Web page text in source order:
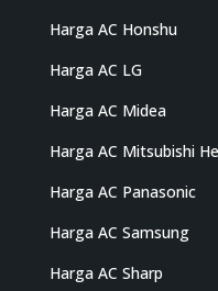
Harga AC Honshu
Harga AC LG
Harga AC Midea
Harga AC Mitsubishi
Harga AC Panasonic
Harga AC Samsung
Harga AC Sharp